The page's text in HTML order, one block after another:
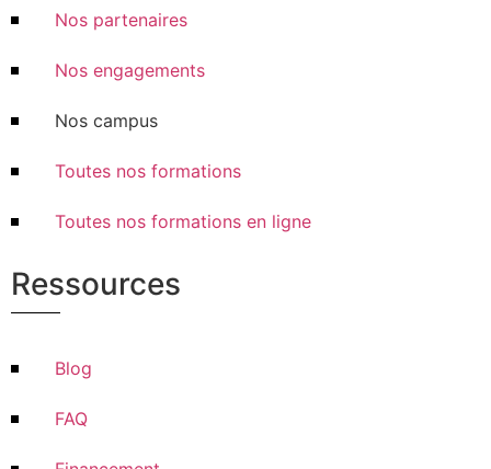
Nos partenaires
Nos engagements
Nos campus
Toutes nos formations
Toutes nos formations en ligne
Ressources
Blog
FAQ